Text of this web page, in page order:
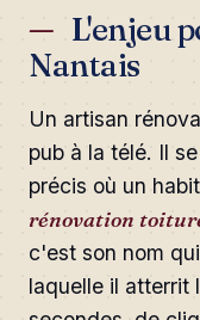
L'enjeu
Nantais
Un artisan
pub à la télé. Il
précis où un
rénovation
c'est son nom
laquelle il atterrit